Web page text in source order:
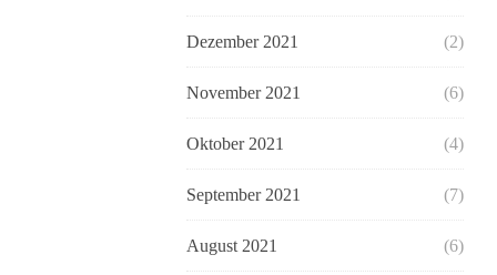
Dezember 2021 (2)
November 2021 (6)
Oktober 2021 (4)
September 2021 (7)
August 2021 (6)